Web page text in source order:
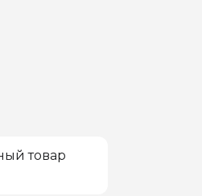
товар